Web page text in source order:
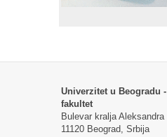
Univerzitet u Beogradu
fakultet
Bulevar kralja Aleksandra
11120 Beograd, Srbija